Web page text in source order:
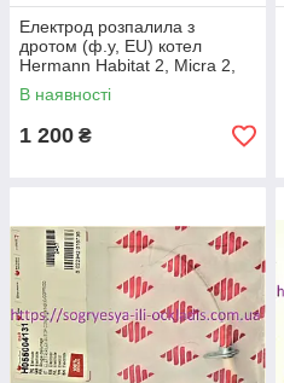
Електрод розпалила з
дротом (ф.у, EU) котел
Hermann Habitat 2, Micra 2,
Thesi, арт. H055004012, к.з.
0547/1
В наявності
1 200 ₴